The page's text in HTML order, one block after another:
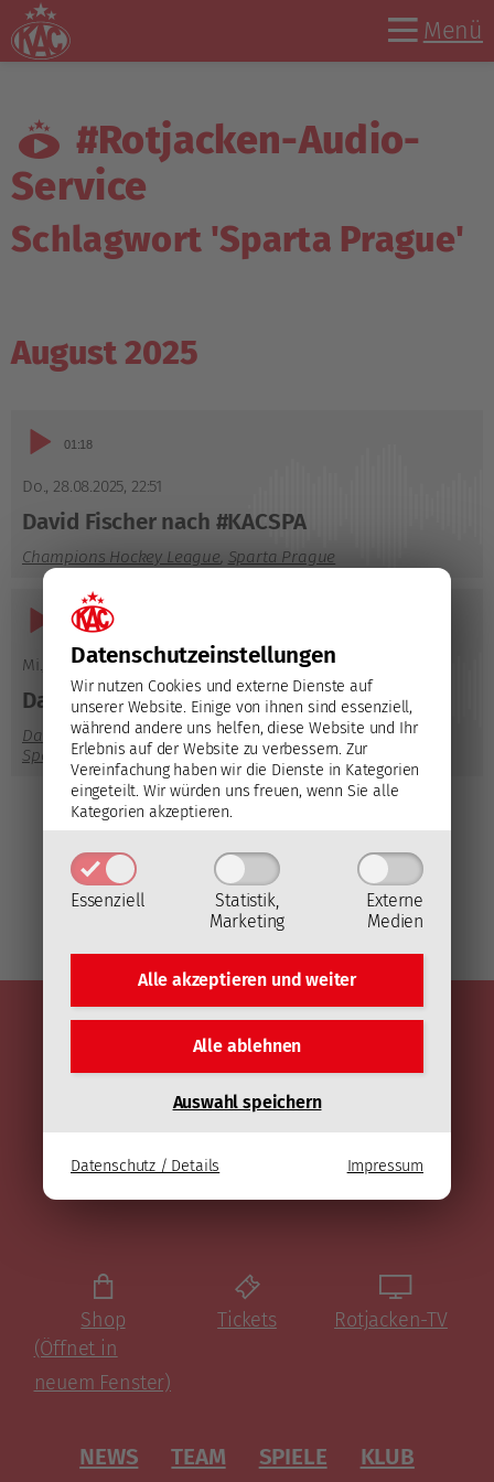
Datenschutz­einstellungen
Wir nutzen Cookies und externe Dienste auf
unserer Website. Einige von ihnen sind essenziell,
während andere uns helfen, diese Website und Ihr
Erlebnis auf der Website zu verbessern. Zur
Vereinfachung haben wir die Dienste in Kategorien
eingeteilt. Wir würden uns freuen, wenn Sie alle
Kategorien akzeptieren.
Essenziell
Statistik,
Marketing
Externe
Medien
Alle akzeptieren undweiter
Alle ablehnen
Auswahl speichern
Datenschutz / Details Impressum
Menü
#Rotjacken-Audio-
Service
Schlagwort 'Sparta Prague'
August 2025
Audio-01:18
Do., 28.08.2025, 22:51
David Fischer nach #KACSPA
Champions Hockey League, Sparta Prague
Audio-
03:49
Mi., 27.08.2025,09:46
Daniel Obersteiner vor #KACSPA
Daniel Obersteiner,Champions Hockey League ,Pre-Game
Sparta Prague
Shop
(Öffnet in
neuem Fenster)
Tickets Rotjacken-TV
NEWS TEAM SPIELE KLUB